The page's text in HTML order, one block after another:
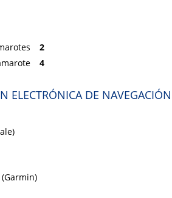
2
4
ELECTRÓNICA DE NAVEGACIÓN